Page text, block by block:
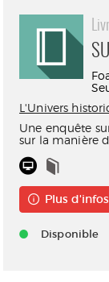
L'Univers
Une enquête
sur la manière
Plus d'infos
Disponible